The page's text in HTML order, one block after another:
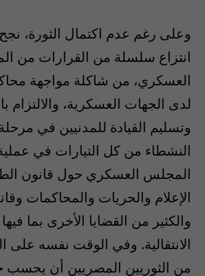
وعلى رغم عدم اكتمال الثورة،
انتزاع سلسلة من القرارات من
العسكري، من شاكلة مواجهة
لدى الجهات العسكرية، والالتزام
وتسليم القيادة للمدنيين في
النشطاء من كل التيارات في
المجلس العسكري حول قانون
الإعلام والحريات والمحاكمات
والكثير من القضايا الأخرى بما
الانتقالية. وفي الوقت نفسه على
من الثوريين المصريين أن